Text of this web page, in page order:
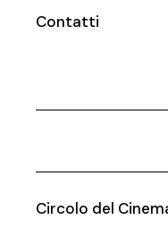
Contatti
Circolo del